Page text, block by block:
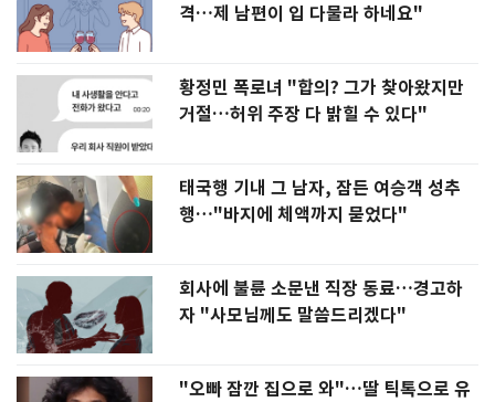
격…제 남편이 입 다물라 하네요"
황정민 폭로녀 "합의? 그가 찾아왔지만
거절…허위 주장 다 밝힐 수 있다"
태국행 기내 그 남자, 잠든 여승객 성추
행…"바지에 체액까지 묻었다"
회사에 불륜 소문낸 직장 동료…경고하
자 "사모님께도 말씀드리겠다"
"오빠 잠깐 집으로 와"…딸 틱톡으로 유